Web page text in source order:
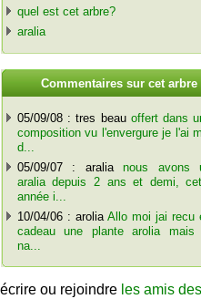
quel est cet arbre?
aralia
Commentaires sur cet arbre
05/09/08 : tres beau offert dans
composition vu l'envergure je l'ai
d...
05/09/07 : aralianous avons
aralia depuis 2 ans et demi,
année i...
10/04/06 : arolia Allo moi jai recu
cadeau une plante arolia mais
na...
écrire ou rejoindre les amis